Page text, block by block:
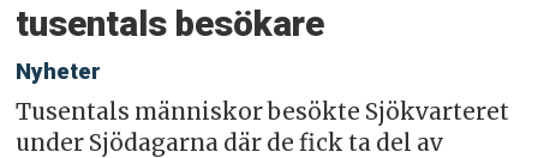
tusentals besökare
Nyheter
Tusentals människor besökte Sjökvarteret
under Sjödagarna där de fick ta del av